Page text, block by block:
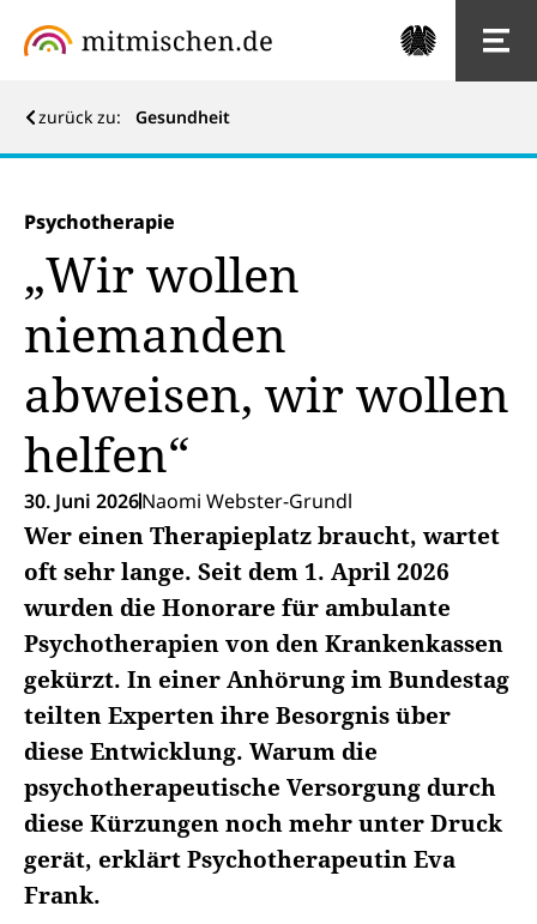
zurück zu: Gesundheit
Psychotherapie
„Wir wollen
niemanden
abweisen, wir wollen
helfen“
30. Juni 2026Naomi Webster-Grundl
Wer einen Therapieplatz braucht, wartet
oft sehr lange. Seit dem 1. April 2026
wurden die Honorare für ambulante
Psychotherapien von den Krankenkassen
gekürzt. In einer Anhörung im Bundestag
teilten Experten ihre Besorgnis über
diese Entwicklung. Warum die
psychotherapeutische Versorgung durch
diese Kürzungen noch mehr unter Druck
gerät, erklärt Psychotherapeutin Eva
Frank.